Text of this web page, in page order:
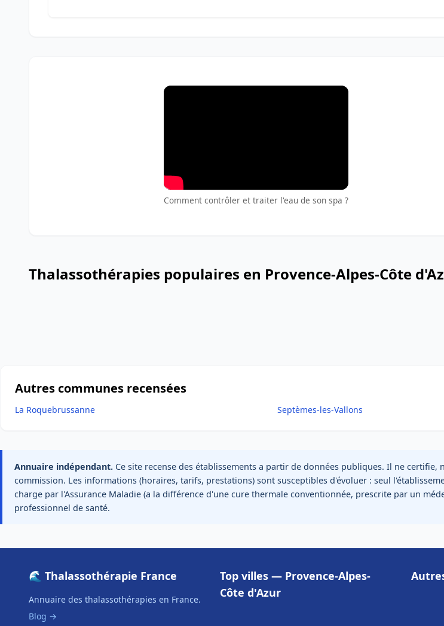
Comment contrôler et traiter l'eau de son spa ?
Thalassothérapies populaires en Provence-Alpes-Côte
Autres communes recensées
La Roquebrussanne Septèmes-les-Vallons
Annuaire indépendant. Ce site recense des établissements a partir de données publiques. Il ne
commission. Les informations (horaires, tarifs, prestations) sont susceptibles d'évoluer : seul
charge par l'Assurance Maladie (a la différence d'une cure thermale conventionnée, prescrite par un
professionnel de santé.
🌊 Thalassothérapie France
Annuaire des thalassothérapies en France.
Blog →
Top villes — Provence-Alpes-
Côte d'Azur